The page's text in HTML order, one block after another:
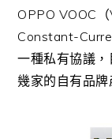
OPPO VOOC
Constant-
一種私有協議
幾家的自有品牌